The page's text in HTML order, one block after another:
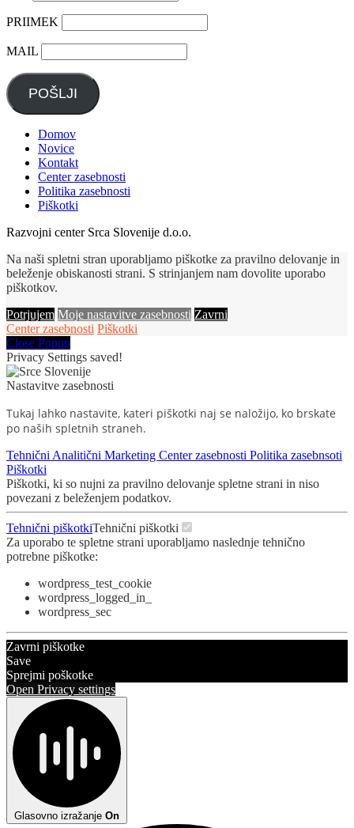
PRIIMEK
MAIL
POŠLJI
Domov
Novice
Kontakt
Center zasebnosti
Politika zasebnosti
Piškotki
Razvojni center Srca Slovenije d.o.o.
Na naši spletni stran uporabljamo piškotke za pravilno delovanje in
beleženje obiskanosti strani. S strinjanjem nam dovolite uporabo
piškotkov.
Potrjujem Moje nastavitve zasebnosti Zavrni
Center zasebnosti Piškotki
Close Popup
Privacy Settings saved!
Nastavitve zasebnosti
Tukaj lahko nastavite, kateri piškotki naj se naložijo, ko brskate
po naših spletnih straneh.
Tehnični Analitični Marketing Center zasebnosti Politika zasebnsoti
Piškotki
Piškotki, ki so nujni za pravilno delovanje spletne strani in niso
povezani z beleženjem podatkov.
Tehnični piškotkiTehnični piškotki
Za uporabo te spletne strani uporabljamo naslednje tehnično
potrebne piškotke:
wordpress_test_cookie
wordpress_logged_in_
wordpress_sec
Zavrni piškotke
Save
Sprejmi poškotke
Open Privacy settings
Glasovno izražanje On